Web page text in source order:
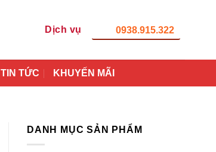
Dịch vụ 0938.915.322
TIN TỨC KHUYẾN MÃI
DANH MỤC SẢN PHẨM